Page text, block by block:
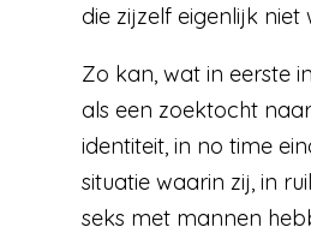
die zijzelf eigenlijk niet
Zo kan, wat in eerste
als een zoektocht
identiteit, in no time
situatie waarin zij, in
seks met mannen